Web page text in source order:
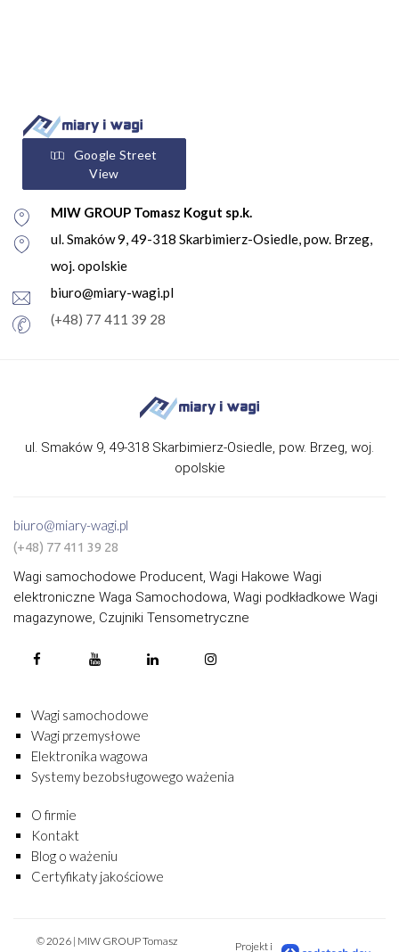
Google Street
View
MIW GROUP Tomasz Kogut sp.k.
ul. Smaków 9, 49-318 Skarbimierz-Osiedle, pow. Brzeg,
woj. opolskie
biuro@miary-wagi.pl
(+48) 77 411 39 28
ul. Smaków 9, 49-318 Skarbimierz-Osiedle, pow. Brzeg, woj.
opolskie
biuro@miary-wagi.pl
(+48) 77 411 39 28
Wagi samochodowe Producent, Wagi Hakowe Wagi
elektroniczne Waga Samochodowa, Wagi podkładkowe Wagi
magazynowe, Czujniki Tensometryczne
Wagi samochodowe
Wagi przemysłowe
Elektronika wagowa
Systemy bezobsługowego ważenia
O firmie
Kontakt
Blog o ważeniu
Certyfikaty jakościowe
© 2026 | MIW GROUP Tomasz
Projekt i